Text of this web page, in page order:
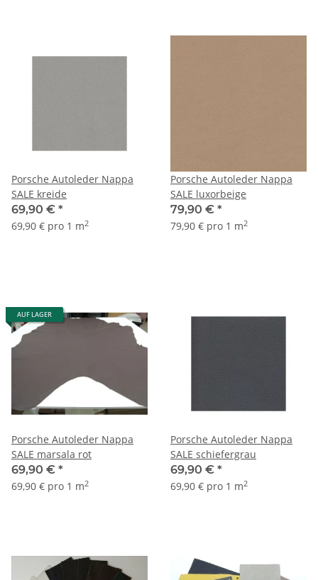
Porsche Autoleder Nappa
SALE kreide
69,90 € *
69,90 € pro 1 m2
Porsche Autoleder Nappa
SALE luxorbeige
79,90 € *
79,90 € pro 1 m2
AUF LAGER
Porsche Autoleder Nappa
SALE marsala rot
69,90 € *
69,90 € pro 1 m2
Porsche Autoleder Nappa
SALE schiefergrau
69,90 € *
69,90 € pro 1 m2